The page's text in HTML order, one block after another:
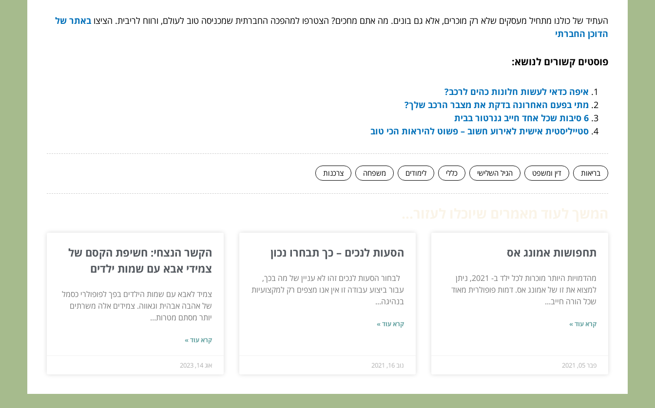
העתיד של כולנו מתחיל מעסקים שלא רק מוכרים, אלא גם בונים. מה אתם מחכים? הצטרפו למהפכה החברתית שמכניסה טוב לעולם, ורווח לריבית. הציצו באתר של
הדוכן החברתי
פוסטים קשורים לנושא:
איפה כדאי לעשות חלונות כהים לרכב?
מתי בפעם האחרונה בדקת את מצבר הרכב שלך?
6 סיבות שכל אחד חייב גנרטור בבית
סטייליסטית אישית לאירוע חשוב – פשוט להיראות הכי טוב
בריאות דין ומשפט הגיל השלישי כללי לימודים משפחה צרכנות
תחפושות אמונג אס
מהדמויות היותר מוכרות לכל ילד ב- 2021, ניתן
למצוא את זו של אמונג אס. דמות פופולרית מאוד
שכל הורה חייב...
קרא עוד »
פבר 05, 2021
הסעות לנכים – כך תבחרו נכון
לבחור הסעות לנכים זהו לא עניין של מה בכך,
עבור ביצוע עבודה זו אין אנו מצפים רק למקצועיות
בנהיגה...
קרא עוד »
נוב 16, 2021
הקשר הנצחי: חשיפת הקסם של
צמידי אבא עם שמות ילדים
צמיד לאבא עם שמות הילדים בפך לפופולרי כסמל
של אהבה אבהית וגאווה. צמידים אלה משרתים
יותר מסתם מטרות...
קרא עוד »
אוג 14, 2023